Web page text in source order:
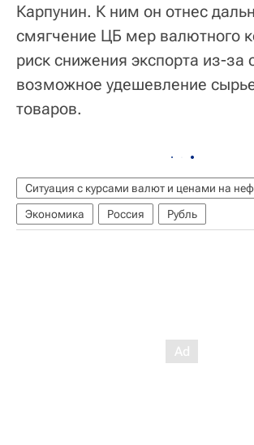
Карпунин. К ним он отнес
смягчение ЦБ мер валютного
риск снижения экспорта из-за
возможное удешевление
товаров.
Ситуация с курсами валют и ценами на
Экономика
Россия Рубль